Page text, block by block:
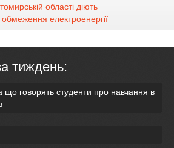
області діють
електроенергії
тиждень:
що говорять студенти про навчання в